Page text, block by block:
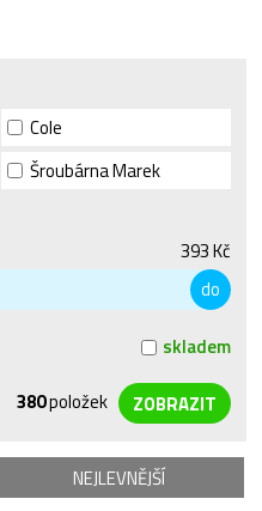
Cole
Šroubárna Marek
393 Kč
do
skladem
380položek
NEJLEVNĚJŠÍ